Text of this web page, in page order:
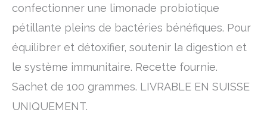
confectionner une limonade probiotique
pétillante pleins de bactéries bénéfiques. Pour
équilibrer et détoxifier, soutenir la digestion et
le système immunitaire. Recette fournie.
Sachet de 100 grammes. LIVRABLE EN SUISSE
UNIQUEMENT.